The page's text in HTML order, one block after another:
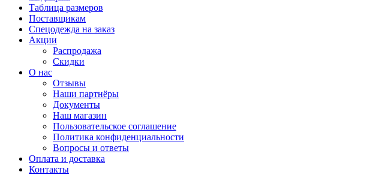
Таблица размеров
Поставщикам
Спецодежда на заказ
Акции
Распродажа
Скидки
О нас
Отзывы
Наши партнёры
Документы
Наш магазин
Пользовательское соглашение
Политика конфиденциальности
Вопросы и ответы
Оплата и доставка
Контакты